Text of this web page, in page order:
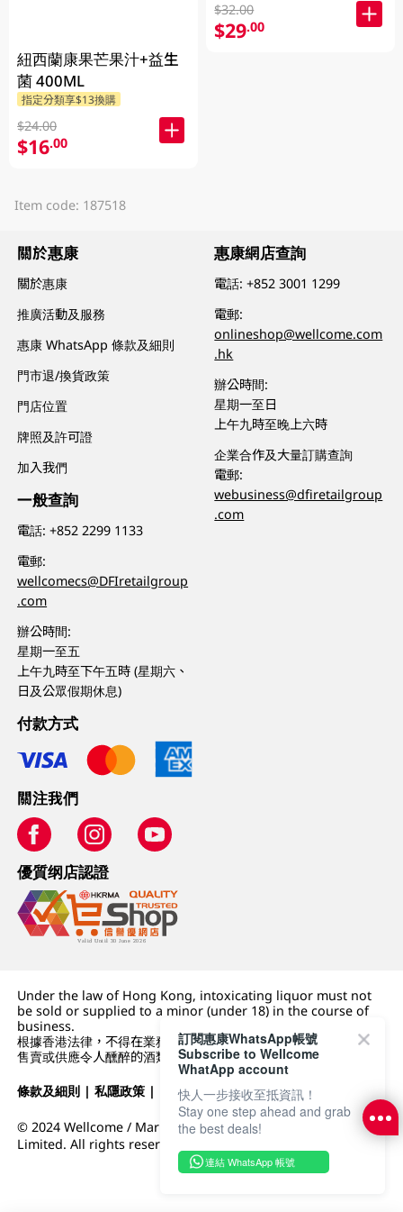
紐西蘭康果芒果汁+益生
菌 400ML
指定分類享$13換購
$24.00
$16.00
$32.00
$29.00
Item code: 187518
關於惠康
關於惠康
推廣活動及服務
惠康 WhatsApp 條款及細則
門市退/換貨政策
門店位置
牌照及許可證
加入我們
一般查詢
電話:+852 2299 1133
電郵:
wellcomecs@DFIretailgroup
.com
辦公時間:
星期一至五
上午九時至下午五時 (星期六、
日及公眾假期休息)
惠康網店查詢
電話:+852 3001 1299
電郵:
onlineshop@wellcome.com
.hk
辦公時間:
星期一至日
上午九時至晚上六時
企業合作及大量訂購查詢
電郵:
webusiness@dfiretailgroup
.com
付款方式
關注我們
優質纲店認證
Under the law of Hong Kong, intoxicating liquor must not
be sold or supplied to a minor (under 18) in the course of
business.
根據香港法律，不得在業務過程中，向未成年人 (18 歲以下人士)
售賣或供應令人醺醉的酒類。
條款及細則 |私隱政策 | DFI零售集團
© 2024 Wellcome / Market Place. The Dairy Farm Company
Limited. All rights reserved.
訂閱惠康WhatsApp帳號
Subscribe to Wellcome
WhatApp account
快人一步接收至抵資訊！
Stay one step ahead and grab
the best deals!
連結 WhatsApp 帳號